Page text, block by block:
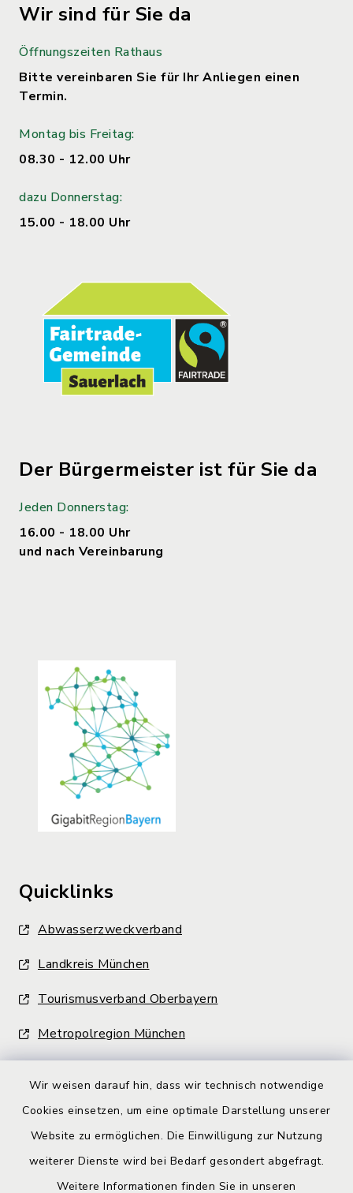
Wir weisen darauf hin, dass wir technisch notwendige
Cookies einsetzen, um eine optimale Darstellung unserer
Website zu ermöglichen. Die Einwilligung zur Nutzung
weiterer Dienste wird bei Bedarf gesondert abgefragt.
Weitere Informationen finden Sie in unseren
Wir sind für Sie da
Öffnungszeiten Rathaus
Bitte vereinbaren Sie für Ihr Anliegen einen
Termin.
Montag bis Freitag:
08.30 - 12.00 Uhr
dazu Donnerstag:
15.00 - 18.00 Uhr
Der Bürgermeister ist für Sie da
Jeden Donnerstag:
16.00 - 18.00 Uhr
und nach Vereinbarung
Quicklinks
Abwasserzweckverband
Landkreis München
Tourismusverband Oberbayern
Metropolregion München